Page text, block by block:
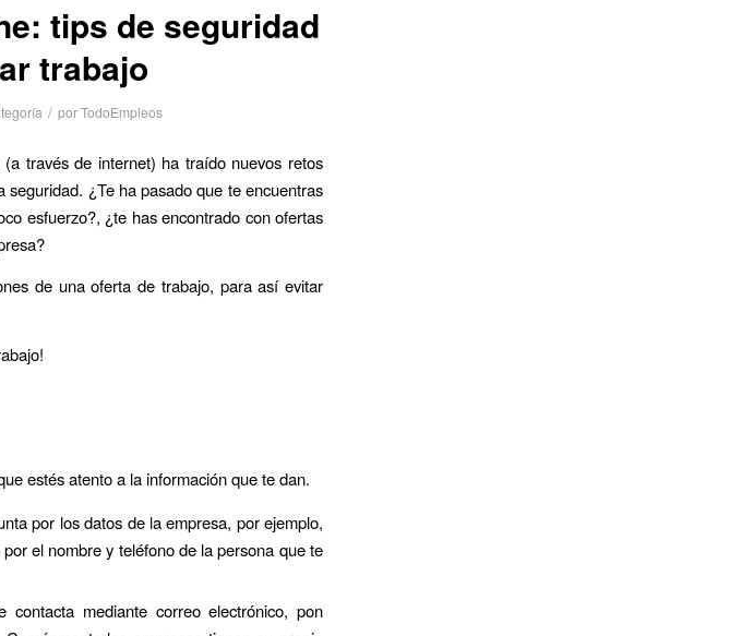
tips de seguridad
trabajo
/ porTodoEmpleos
través de internet) ha traído nuevos retos
¿Te ha pasado que te encuentras
esfuerzo?, ¿te has encontrado con ofertas
de una oferta de trabajo, para así evitar
estés atento a la información que te dan.
por los datos de la empresa, por ejemplo,
el nombre y teléfono de la persona que te
mediante correo electrónico, pon